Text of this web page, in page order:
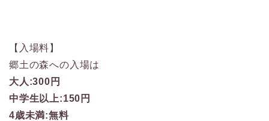
【入場料】
郷土の森への入場は
大人:300円
中学生以上:150円
4歳未満:無料